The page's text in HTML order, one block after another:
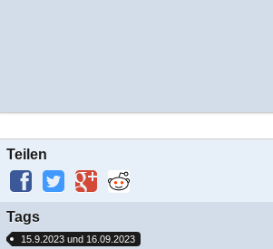
Teilen
Tags
15.9.2023 und 16.09.2023